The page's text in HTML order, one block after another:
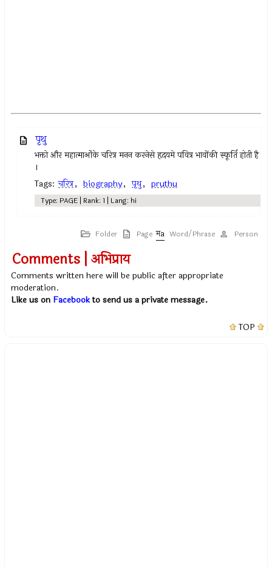
पृथु
भक्तो और महात्माओंके चरित्र मनन करनेसे हृदयमे पवित्र भावोंकी स्फूर्ति होती है
।
Tags: चरित्र, biography, पृथु, pruthu
Type: PAGE | Rank: 1 | Lang: hi
Folder Page Word/Phrase Person
Comments | अभिप्राय
Comments written here will be public after appropriate
moderation.
Like us on Facebookto send us a private message.
TOP